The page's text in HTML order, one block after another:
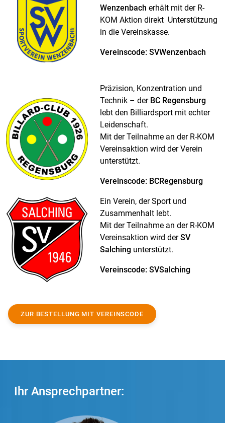
Wenzenbach erhält mit der R-
KOM Aktion direkt Unterstützung
in die Vereinskasse.
Vereinscode: SVWenzenbach
Präzision, Konzentration und
Technik – derBC Regensburg
lebt den Billiardsport mit echter
Leidenschaft.
Mit der Teilnahme an der R-KOM
Vereinsaktion wird der Verein
unterstützt.
Vereinscode: BCRegensburg
Ein Verein, der Sport und
Zusammenhalt lebt.
Mit der Teilnahme an der R-KOM
Vereinsaktion wird derSV
Salchingunterstützt.
Vereinscode: SVSalching
ZUR BESTELLUNG MIT VEREINSCODE
Ihr Ansprechpartner: